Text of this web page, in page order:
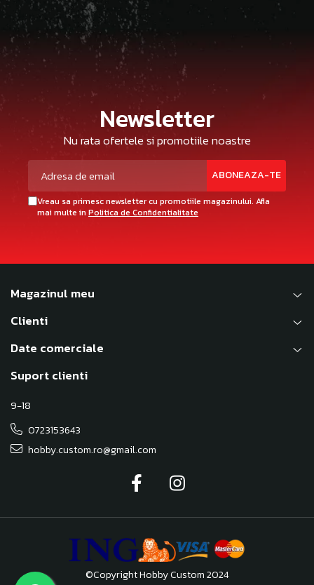
Newsletter
Nu rata ofertele si promotiile noastre
Vreau sa primesc newsletter cu promotiile magazinului. Afla
mai multe in Politica de Confidentialitate
Magazinul meu
Clienti
Date comerciale
Suport clienti
9-18
0723153643
hobby.custom.ro@gmail.com
©Copyright Hobby Custom 2024